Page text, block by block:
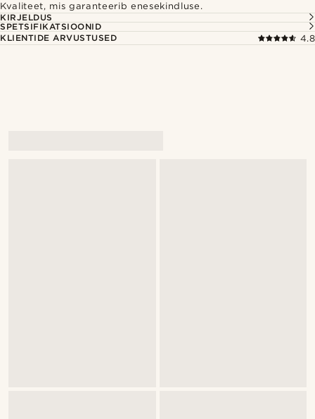
Kvaliteet, mis garanteerib enesekindluse.
KIRJELDUS
SPETSIFIKATSIOONID
KLIENTIDE ARVUSTUSED
4.8